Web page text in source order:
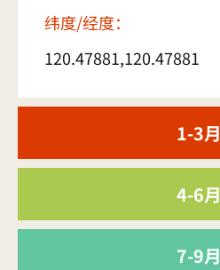
纬度/经度：
120.47881,120.47881
1-3月
4-6月
7-9月